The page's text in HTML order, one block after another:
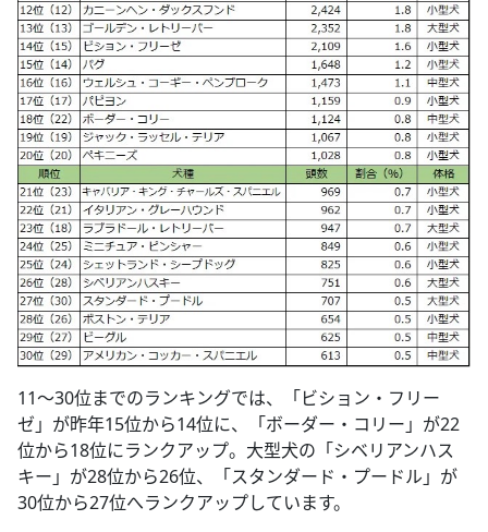
11～30位までのランキングでは、「ビション・フリー
ゼ」が昨年15位から14位に、「ボーダー・コリー」が22
位から18位にランクアップ。大型犬の「シベリアンハス
キー」が28位から26位、「スタンダード・プードル」が
30位から27位へランクアップしています。